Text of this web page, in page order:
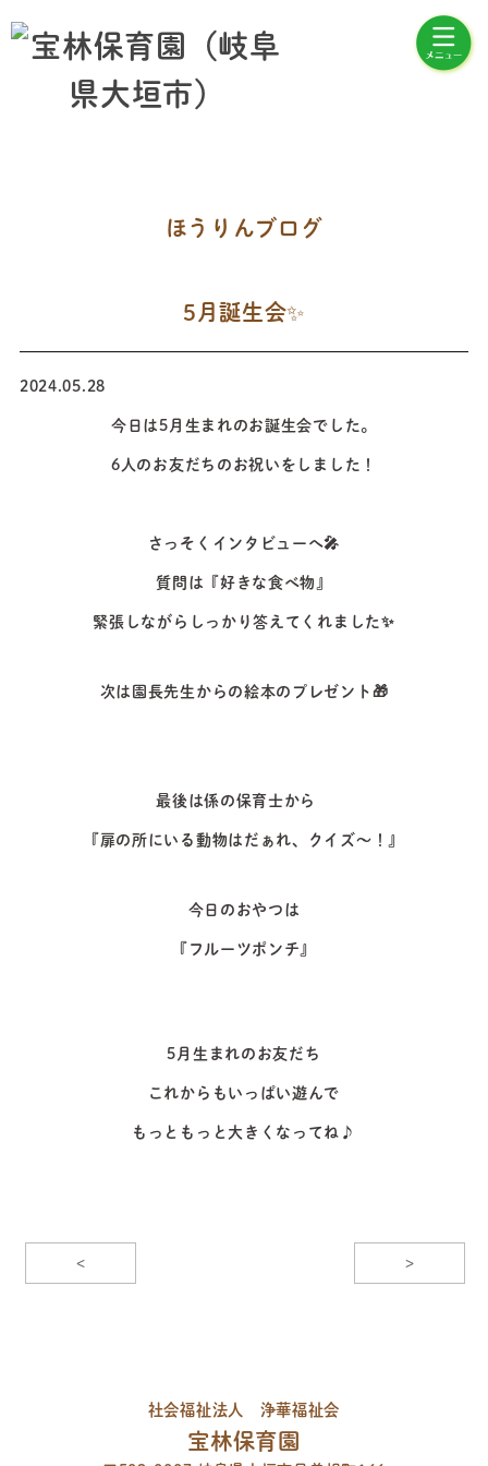
ほうりんブログ
5月誕生会✨
2024.05.28
今日は5月生まれのお誕生会でした。
6人のお友だちのお祝いをしました！
さっそくインタビューへ🎤
質問は『好きな食べ物』
緊張しながらしっかり答えてくれました✨
次は園長先生からの絵本のプレゼント 🎁
最後は係の保育士から
『扉の所にいる動物はだぁれ、クイズ〜！』
今日のおやつは
『フルーツポンチ』
5月生まれのお友だち
これからもいっぱい遊んで
もっともっと大きくなってね♪
< >
社会福祉法人 浄華福祉会
宝林保育園